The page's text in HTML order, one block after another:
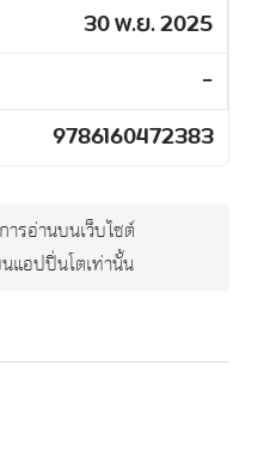
30 พ.ย. 2025
-
9786160472383
รอ่านบนเว็บไซต์
แอปปิ่นโตเท่านั้น